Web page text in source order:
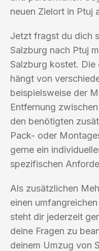
neuen Zielort in Ptuj
Jetzt fragst du dich
Salzburg nach Ptuj
Salzburg kostet. Die
hängt von
beispielsweise der
Entfernung
den benötigten
Pack- oder
gerne ein
spezifischen
Als zusätzlichen
einen
steht dir jederzeit
deine Fragen zu
deinem Umzug von